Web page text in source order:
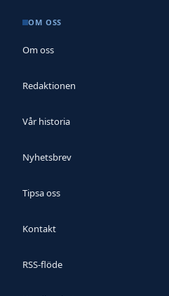
OM OSS
Om oss
Redaktionen
Vår historia
Nyhetsbrev
Tipsa oss
Kontakt
RSS-flöde